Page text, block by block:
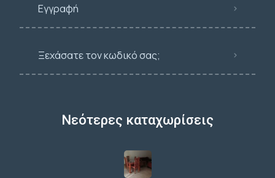
Εγγραφή
Ξεχάσατε τον κωδικό σας;
Νεότερες καταχωρίσεις